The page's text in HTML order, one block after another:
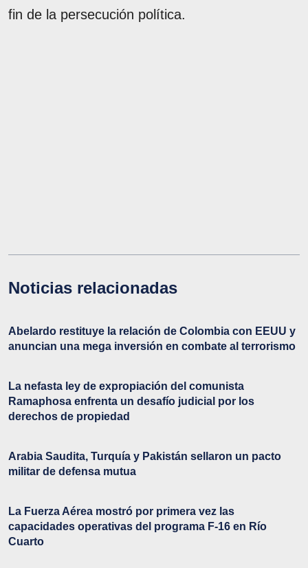
fin de la persecución política.
Noticias relacionadas
Abelardo restituye la relación de Colombia con EEUU y
anuncian una mega inversión en combate al terrorismo
La nefasta ley de expropiación del comunista
Ramaphosa enfrenta un desafío judicial por los
derechos de propiedad
Arabia Saudita, Turquía y Pakistán sellaron un pacto
militar de defensa mutua
La Fuerza Aérea mostró por primera vez las
capacidades operativas del programa F-16 en Río
Cuarto